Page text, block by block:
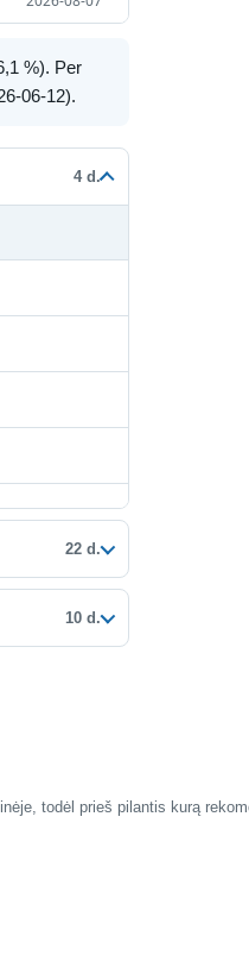
%). Per
06-12).
4 d.
22 d.
10 d.
todėl prieš pilantis kurą